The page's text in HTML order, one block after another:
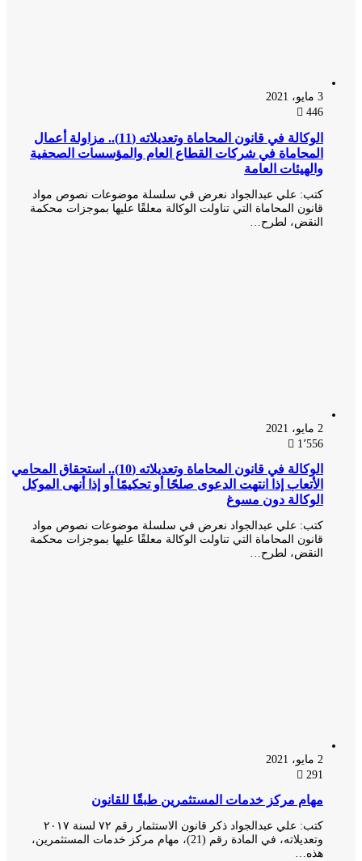
الوكالة في قانون المحاماة وتعديلاته (11).. مزاولة أعمال
المحاماة في شركات القطاع العام والمؤسسات الصحفية
والهيئات العامة
كتب: علي عبدالجواد نعرض في سلسلة موضوعات نصوص مواد
قانون المحاماة التي تناولت الوكالة معلقًا عليها بموجزات محكمة
النقض، لطرح…
1٬556
الوكالة في قانون المحاماة وتعديلاته (10).. استحقاق المحامي
الأتعاب إذا انتهت الدعوى صلحًا أو تحكيمًا أو إذا أنهى الموكل
الوكالة دون مسوغ
كتب: علي عبدالجواد نعرض في سلسلة موضوعات نصوص مواد
قانون المحاماة التي تناولت الوكالة معلقًا عليها بموجزات محكمة
النقض، لطرح…
مهام مركز خدمات المستثمرين طبقًا للقانون
كتب: علي عبدالجواد ذكر قانون الاستثمار رقم ٧٢ لسنة ٢٠١٧
وتعديلاته، في المادة رقم (21)، مهام مركز خدمات المستثمرين،
هذه…